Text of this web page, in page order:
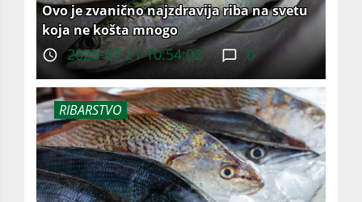
Ovo je zvanično najzdravija riba na svetu
koja ne košta mnogo
2025-07-21 10:54:02 0
RIBARSTVO